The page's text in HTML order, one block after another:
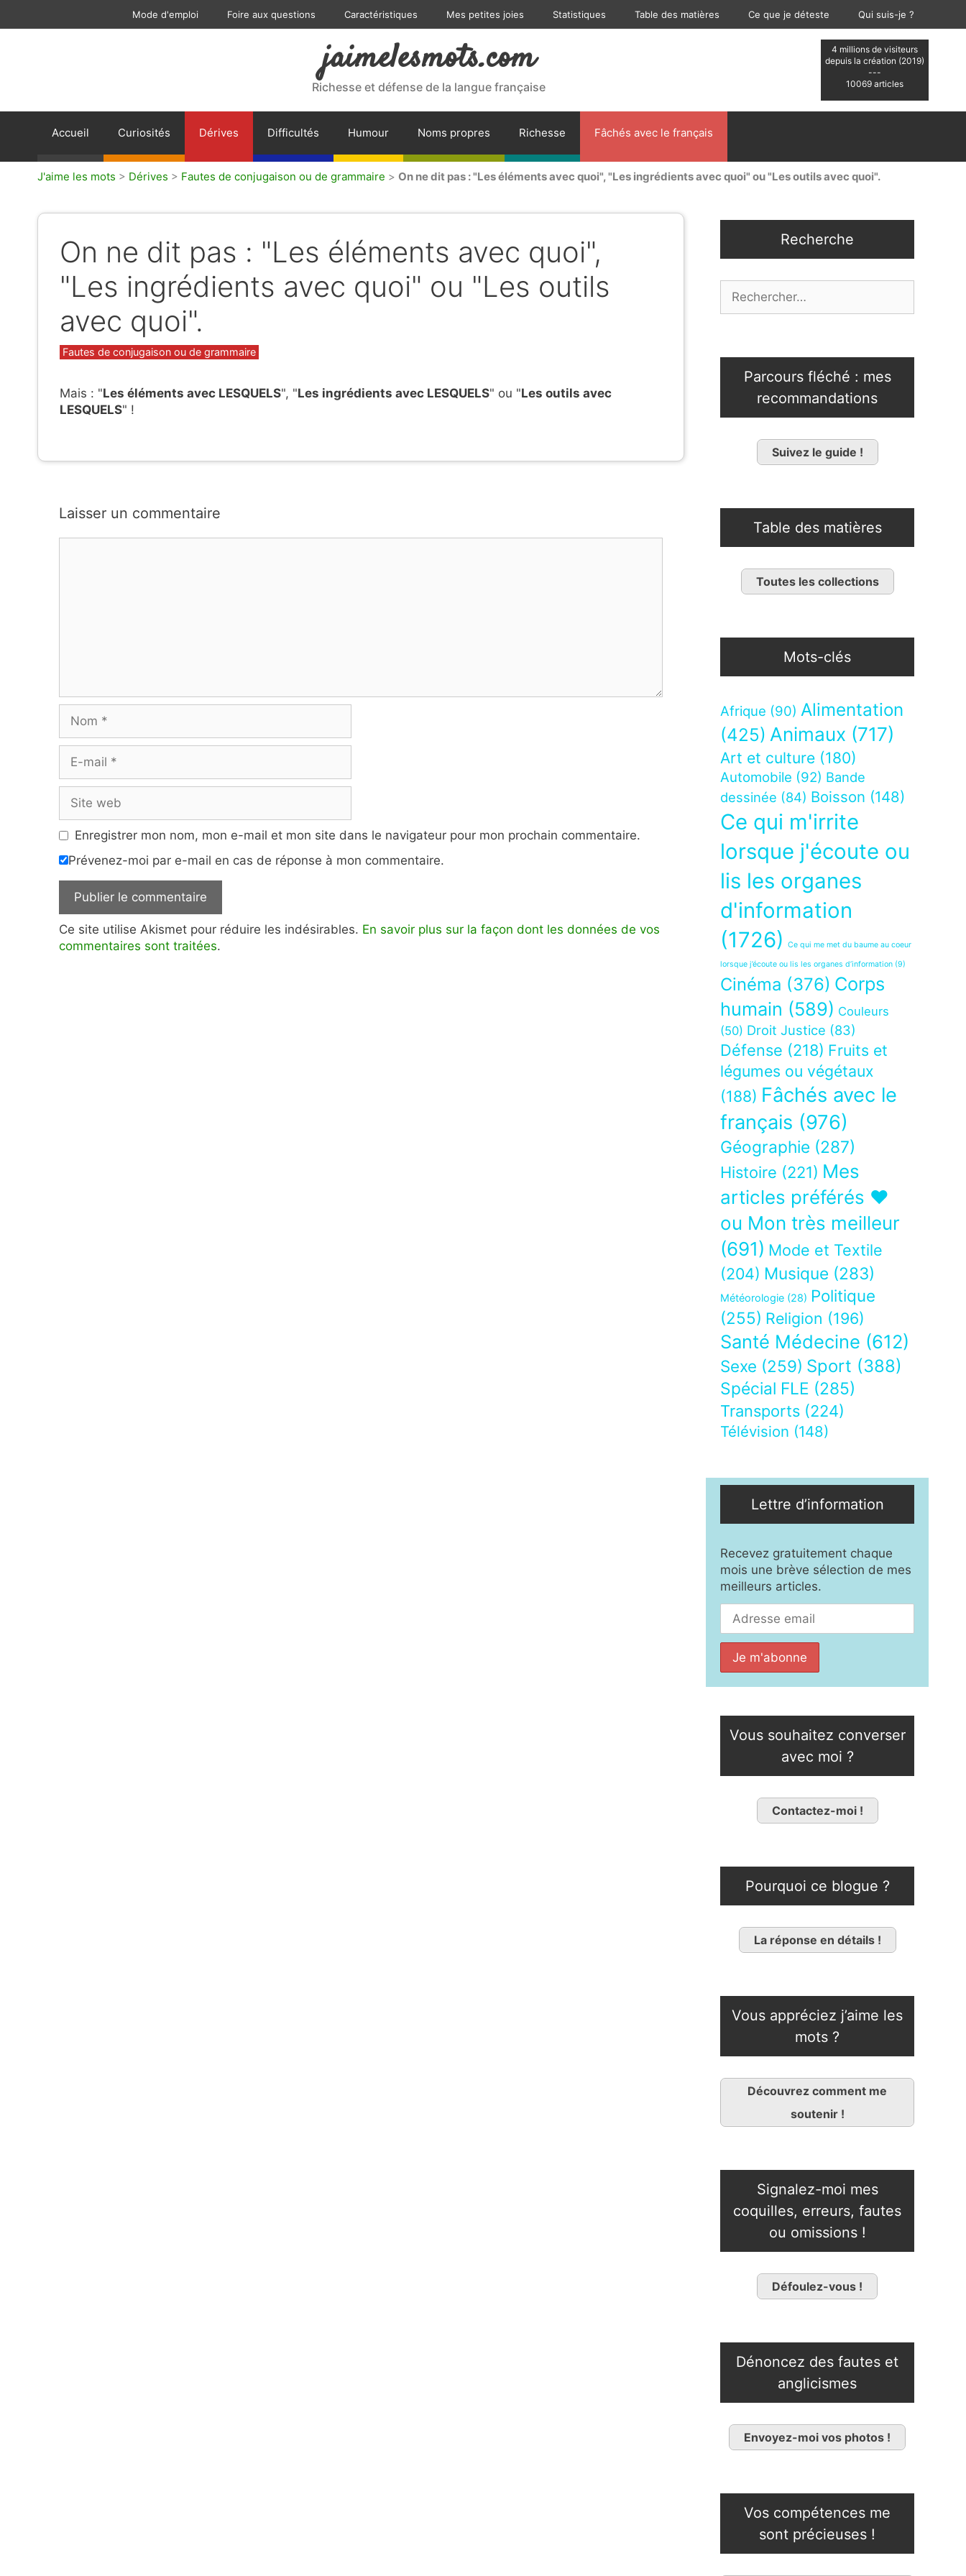
Mode d'emploi Foire aux questions Caractéristiques Mes petites joies Statistiques Table des matières Ce que je déteste Qui suis-je ?
4 millions de visiteurs
depuis la création (2019)
---
10069 articles
jaimelesmots.com
Richesse et défense de la langue française
Accueil Curiosités Dérives Difficultés Humour Noms propres Richesse Fâchés avec le français
J'aime les mots > Dérives > Fautes de conjugaison ou de grammaire > On ne dit pas : "Les éléments avec quoi", "Les ingrédients avec quoi" ou "Les outils avec quoi".
On ne dit pas : "Les éléments avec quoi",
"Les ingrédients avec quoi" ou "Les outils
avec quoi".
Catégories
Fautes de conjugaison ou de grammaire
Mais : "Les éléments avec LESQUELS", "Les ingrédients avec LESQUELS" ou "Les outils avec
LESQUELS" !
Laisser un commentaire
mail
web
Enregistrer mon nom, mon e-mail et mon site dans le navigateur pour mon prochain commentaire.
Prévenez-moi par e-mail en cas de réponse à mon commentaire.
Ce site utilise Akismet pour réduire les indésirables. En savoir plus sur la façon dont les données de vos
commentaires sont traitées.
Recherche
Parcours fléché : mes
recommandations
Suivez le guide !
Table des matières
Toutes les collections
Mots-clés
Afrique (90) Alimentation
(425) Animaux (717)
Art et culture (180)
Automobile (92) Bande
dessinée (84) Boisson (148)
Ce qui m'irrite
lorsque j'écoute ou
lis les organes
d'information
(1726)
Ce qui me met du baume au coeur
lorsque j’écoute ou lis les organes d’information (9)
Cinéma (376) Corps
humain (589) Couleurs
(50) Droit Justice (83)
Défense (218) Fruits et
légumes ou végétaux
(188) Fâchés avec le
français (976)
Géographie (287)
Histoire (221) Mes
articles préférés ❤
ou Mon très meilleur
(691) Mode et Textile
(204) Musique (283)
Météorologie (28) Politique
(255) Religion (196)
Santé Médecine (612)
Sexe (259) Sport (388)
Spécial FLE (285)
Transports (224)
Télévision (148)
Lettre d’information
Recevez gratuitement chaque
mois une brève sélection de mes
meilleurs articles.
Vous souhaitez converser
avec moi ?
Contactez-moi !
Pourquoi ce blogue ?
La réponse en détails !
Vous appréciez j’aime les
mots ?
Découvrez comment me
soutenir !
Signalez-moi mes
coquilles, erreurs, fautes
ou omissions !
Défoulez-vous !
Dénoncez des fautes et
anglicismes
Envoyez-moi vos photos !
Vos compétences me
sont précieuses !